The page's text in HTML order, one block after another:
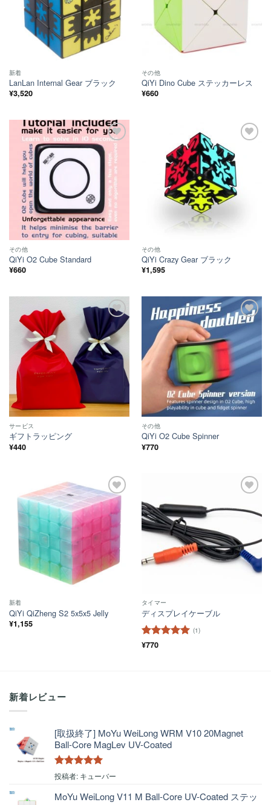
新着
LanLan Internal Gear ブラック
¥3,520
その他
QiYi Dino Cube ステッカーレス
¥660
ほし
い！
その他
QiYi O2 Cube Standard
¥660
その他
QiYi Crazy Gear ブラック
¥1,595
ほし
い！
サービス
ギフトラッピング
¥440
ほし
その他
QiYi O2 Cube Spinner
¥770
ほし
い！
新着
QiYi QiZheng S2 5x5x5 Jelly
¥1,155
い！
タイマー
ディスプレイケーブル
5段階中
(1)
¥770
新着レビュー
[取扱終了] MoYu WeiLong WRM V10 20Magnet
Ball-Core MagLev UV-Coated
5段階中 5 の
投稿者: キューバー
MoYu WeiLong V11 M Ball-Core UV-Coated ステッ